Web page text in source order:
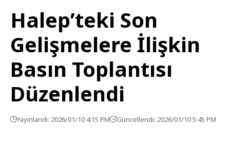
Halep’teki Son
Gelişmelere İlişkin
Basın Toplantısı
Düzenlendi
Yayınlandı: 2026/01/10 4:15 PM Güncellendi: 2026/01/10 5:45 PM